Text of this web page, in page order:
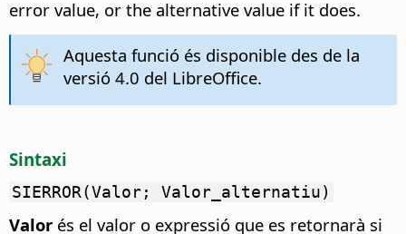
error value, or the alternative value if it does.
Aquesta funció és disponible des de la
versió 4.0 del LibreOffice.
Sintaxi
SIERROR(Valor; Valor_alternatiu)
Valor és el valor o expressió que es retornarà si